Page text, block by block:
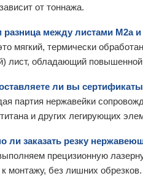
от тоннажа.
разница между листами М2а и
мягкий, термически
лист, обладающий
ли вы
партия нержавейки
и других легирующих
ли заказать резку
прецизионную
к монтажу, без лишних обрезков.